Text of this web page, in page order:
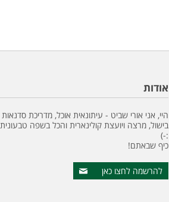
אודות
היי, אני אורי שביט - עיתונאית אוכל, מדריכת סדנאות
בישול, מרצה ויועצת קולינארית והכל בשפה טבעונית
:-)
כיף שבאתם!
להרשמה לחצו כאן